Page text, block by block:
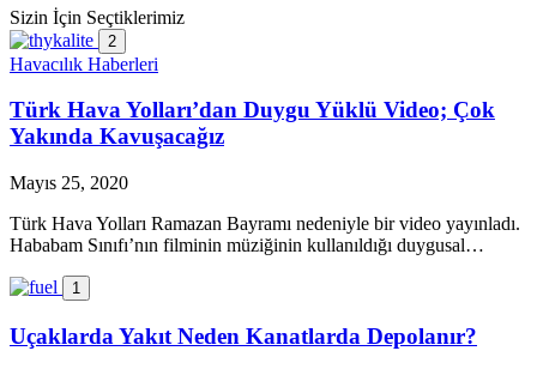
Sizin İçin Seçtiklerimiz
2
Havacılık Haberleri
Türk Hava Yolları’dan Duygu Yüklü Video; Çok
Yakında Kavuşacağız
Mayıs 25, 2020
Türk Hava Yolları Ramazan Bayramı nedeniyle bir video yayınladı.
Hababam Sınıfı’nın filminin müziğinin kullanıldığı duygusal…
1
Uçaklarda Yakıt Neden Kanatlarda Depolanır?